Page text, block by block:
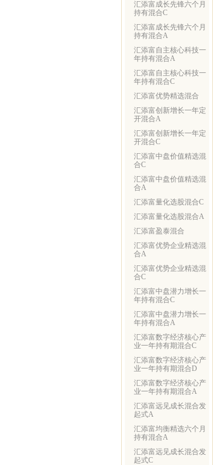
汇添富成长先锋六个月
持有混合C
汇添富成长先锋六个月
持有混合A
汇添富自主核心科技一
年持有混合A
汇添富自主核心科技一
年持有混合C
汇添富优势精选混合
汇添富创新增长一年定
开混合A
汇添富创新增长一年定
开混合C
汇添富中盘价值精选混
合C
汇添富中盘价值精选混
合A
汇添富量化选股混合C
汇添富量化选股混合A
汇添富盈泰混合
汇添富优势企业精选混
合A
汇添富优势企业精选混
合C
汇添富中盘潜力增长一
年持有混合C
汇添富中盘潜力增长一
年持有混合A
汇添富数字经济核心产
业一年持有期混合C
汇添富数字经济核心产
业一年持有期混合D
汇添富数字经济核心产
业一年持有期混合A
汇添富远见成长混合发
起式A
汇添富均衡精选六个月
持有混合A
汇添富远见成长混合发
起式C